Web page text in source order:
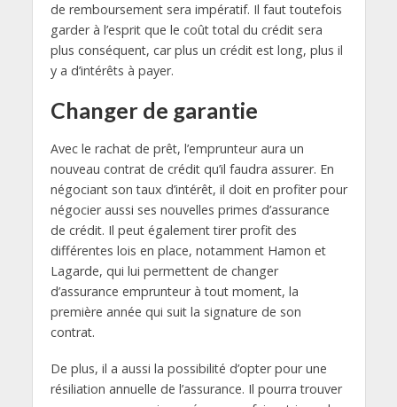
de remboursement sera impératif. Il faut toutefois
garder à l’esprit que le coût total du crédit sera
plus conséquent, car plus un crédit est long, plus il
y a d’intérêts à payer.
Changer de garantie
Avec le rachat de prêt, l’emprunteur aura un
nouveau contrat de crédit qu’il faudra assurer. En
négociant son taux d’intérêt, il doit en profiter pour
négocier aussi ses nouvelles primes d’assurance
de crédit. Il peut également tirer profit des
différentes lois en place, notamment Hamon et
Lagarde, qui lui permettent de changer
d’assurance emprunteur à tout moment, la
première année qui suit la signature de son
contrat.
De plus, il a aussi la possibilité d’opter pour une
résiliation annuelle de l’assurance. Il pourra trouver